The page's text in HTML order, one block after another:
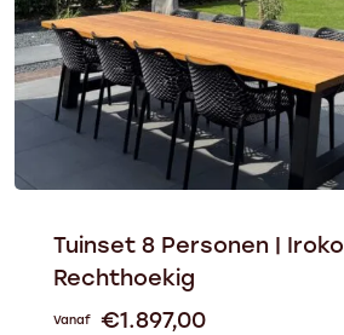
Tuinset 8 Personen | Iroko
Rechthoekig
Vanaf €1.897,00